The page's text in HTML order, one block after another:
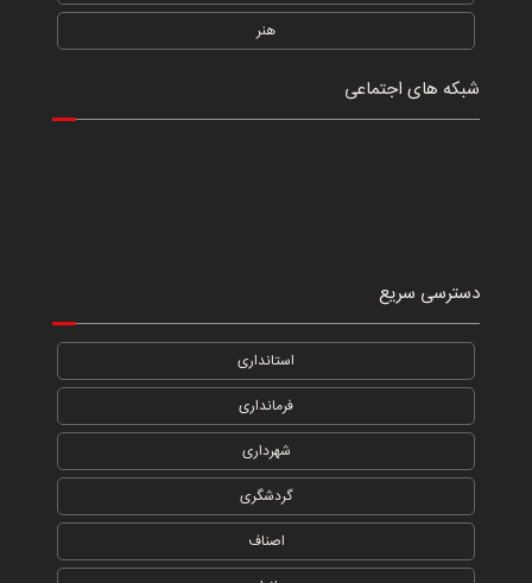
هنر
شبکه های اجتماعی
دسترسی سریع
استانداری
فرمانداری
شهرداری
گردشگری
اصناف